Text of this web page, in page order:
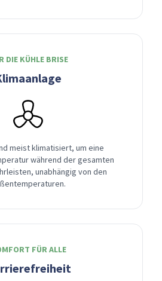
DIE KÜHLE BRISE
meist klimatisiert, um eine
während der gesamten
unabhängig von den
FÜR ALLE